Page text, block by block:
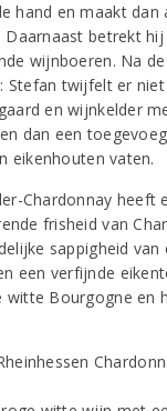
hand en maakt dan
betrekt
wijnboeren. Na
Stefan twijfelt er
en wijnkelder
dan een
eikenhouten vaten.
Chardonnay heeft
frisheid van
sappigheid van
een verfijnde
witte Bourgogne en